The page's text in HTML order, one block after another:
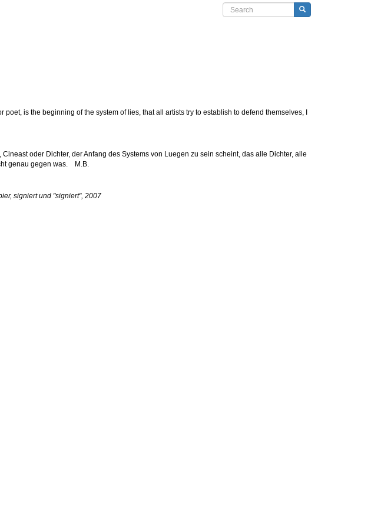
Search form
is the beginning of the system of lies, that all artists try to establish to defend themselves, I
oder Dichter, der Anfang des Systems von Luegen zu sein scheint, das alle Dichter, alle
genau gegen was. M.B.
signiert und "signiert", 2007